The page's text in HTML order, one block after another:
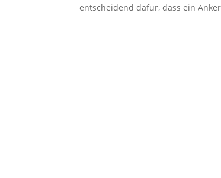
entscheidend dafür, dass ein